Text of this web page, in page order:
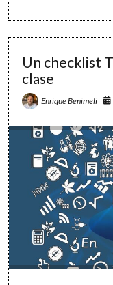
Ada
Un checklist
clase
Enrique Benimeli